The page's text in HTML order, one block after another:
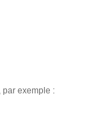
par exemple :